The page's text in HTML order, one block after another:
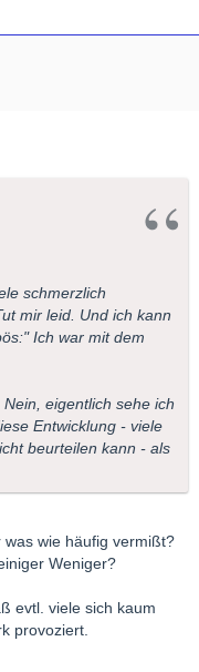
schmerzlich
mir leid. Und ich kann
Ich war mit dem
eigentlich sehe ich
Entwicklung - viele
beurteilen kann - als
wie häufig vermißt?
Weniger?
evtl. viele sich kaum
provoziert.